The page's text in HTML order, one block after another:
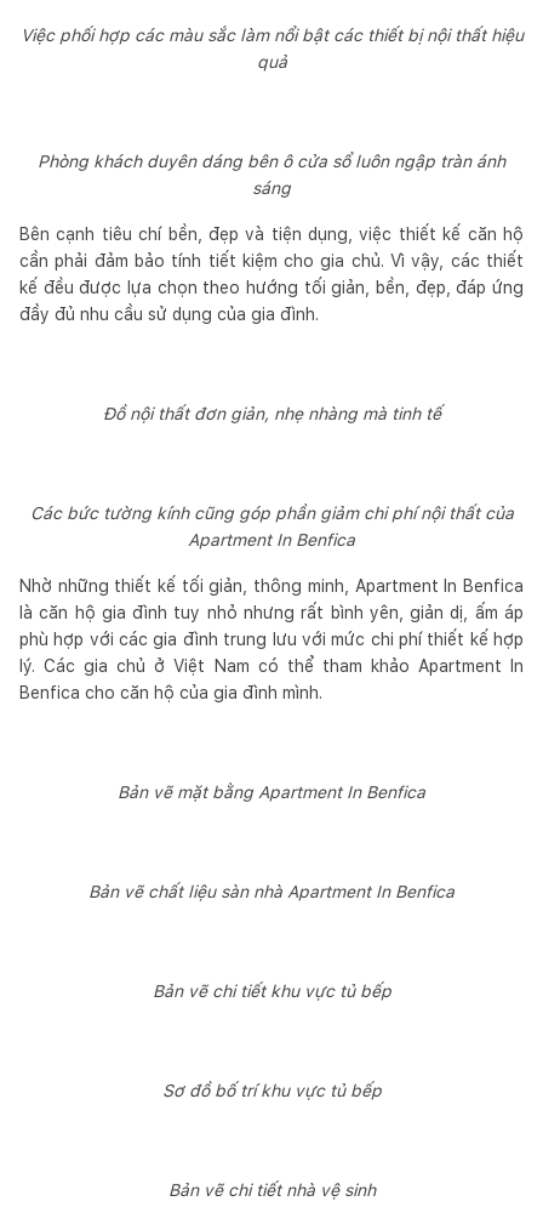
Việc phối hợp các màu sắc làm nổi bật các thiết bị nội thất hiệu
quả
Phòng khách duyên dáng bên ô cửa sổ luôn ngập tràn ánh
sáng
Bên cạnh tiêu chí bền, đẹp và tiện dụng, việc thiết kế căn hộ
cần phải đảm bảo tính tiết kiệm cho gia chủ. Vì vậy, các thiết
kế đều được lựa chọn theo hướng tối giản, bền, đẹp, đáp ứng
đầy đủ nhu cầu sử dụng của gia đình.
Đồ nội thất đơn giản, nhẹ nhàng mà tinh tế
Các bức tường kính cũng góp phần giảm chi phí nội thất của
Apartment In Benfica
Nhờ những thiết kế tối giản, thông minh, Apartment In Benfica
là căn hộ gia đình tuy nhỏ nhưng rất bình yên, giản dị, ấm áp
phù hợp với các gia đình trung lưu với mức chi phí thiết kế hợp
lý. Các gia chủ ở Việt Nam có thể tham khảo Apartment In
Benfica cho căn hộ của gia đình mình.
Bản vẽ mặt bằng Apartment In Benfica
Bản vẽ chất liệu sàn nhà Apartment In Benfica
Bản vẽ chi tiết khu vực tủ bếp
Sơ đồ bố trí khu vực tủ bếp
Bản vẽ chi tiết nhà vệ sinh